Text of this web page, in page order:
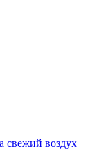
свежий воздух